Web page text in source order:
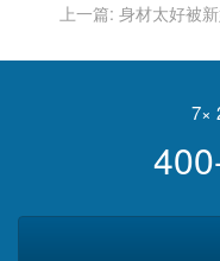
上一篇: 身材太好被
妳選的
7×